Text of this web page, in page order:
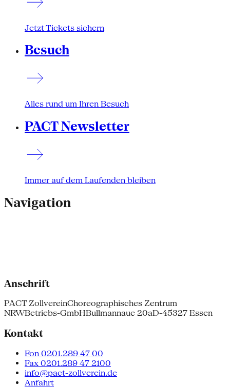
Jetzt Tickets sichern
Besuch
Alles rund um Ihren Besuch
PACT Newsletter
Immer auf dem Laufenden bleiben
Navigation
Anschrift
PACT ZollvereinChoreographisches Zentrum
NRWBetriebs-GmbHBullmannaue 20aD-45327 Essen
Kontakt
Fon 0201.289 47 00
Fax 0201.289 47 2100
info@pact-zollverein.de
Anfahrt